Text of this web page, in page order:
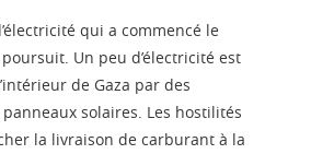
qui a commencé le
Un peu d’électricité est
de Gaza par des
solaires. Les hostilités
la livraison de carburant à la